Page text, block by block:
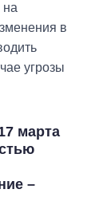
на
в
угрозы
марта
–